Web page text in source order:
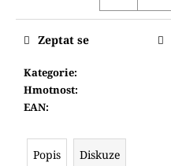
Kategorie:
Hmotnost:
EAN:
Zeptat se
Popis Diskuze
D
p
o